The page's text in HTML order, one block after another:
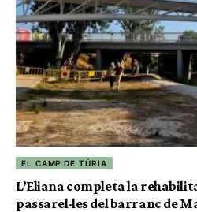
EL CAMP DE TÚRIA
L’Eliana completa la
passarel·les del barranc de